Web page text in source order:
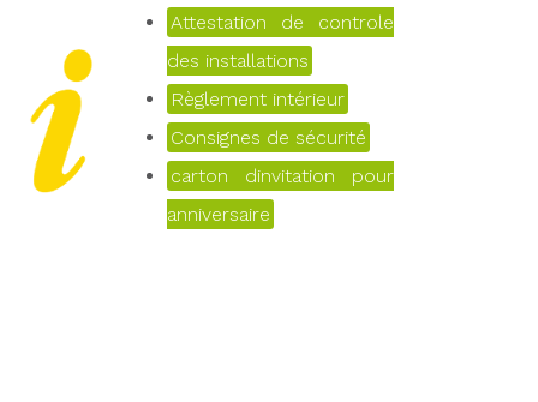
Attestation de controle
des installations
Règlement intérieur
Consignes de sécurité
carton dinvitation pour
anniversaire